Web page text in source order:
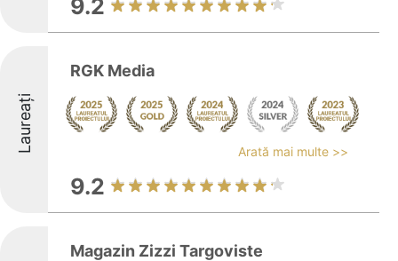
9.2
Laureați
RGK Media
Arată mai multe >>
9.2
Magazin Zizzi Targoviste